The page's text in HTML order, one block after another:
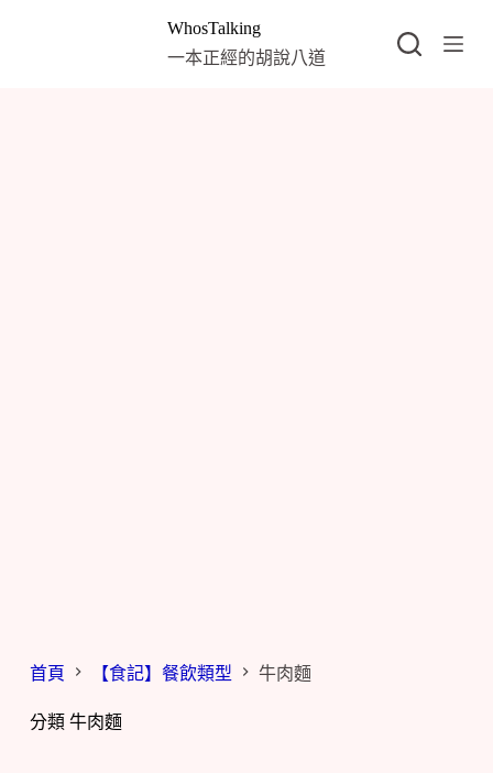
WhosTalking
一本正經的胡說八道
首頁 【食記】餐飲類型 牛肉麵
分類 牛肉麵